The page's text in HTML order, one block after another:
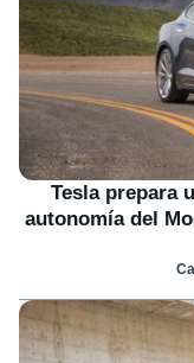
Tesla prepara
autonomía del